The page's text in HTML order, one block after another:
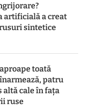
artificială a creat
sintetice
toată
patru
altă cale în faţa
ruse